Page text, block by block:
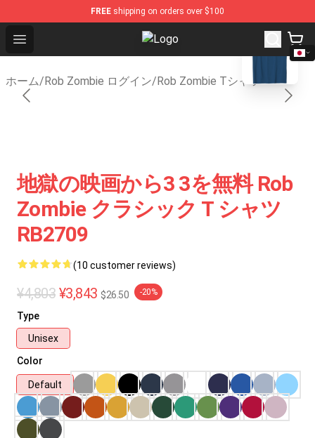
FREE shipping on orders over $100
Open menu Rob Zombie Shop - Official Rob
ホーム/Rob Zombie ログイン/Rob Zombie Tシャツ
blank template
地獄の映画から3 3を無料 Rob
Zombie クラシック T シャツ
RB2709
(10 customer reviews)
¥4,803 ¥3,843 $26.50 -20%
Type
Unisex
Color
Default